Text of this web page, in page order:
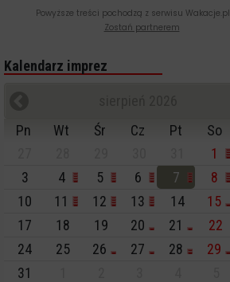
Powyższe treści pochodzą z serwisu Wakacje.pl
Zostań partnerem
Kalendarz imprez
Pn
Wt Śr Cz Pt So
1
3
4 5 6 7 8
10
11 12 13 14 15
17
18 19 20 21 22
24
25 26 27 28 29
31